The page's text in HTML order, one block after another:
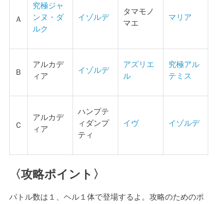
Ａ
究極ジャ
ンヌ・ダ
ルク
イゾルデ
タマモノ
マエ
マリア
Ｂ
アルカデ
ィア
イゾルデ
アズリエ
ル
究極アル
テミス
Ｃ
アルカデ
ィア
ハンプテ
ィダンプ
ティ
イヴ イゾルデ
〈攻略ポイント〉
バトル数は１、ヘル１体で登場するよ。攻略のためのポ